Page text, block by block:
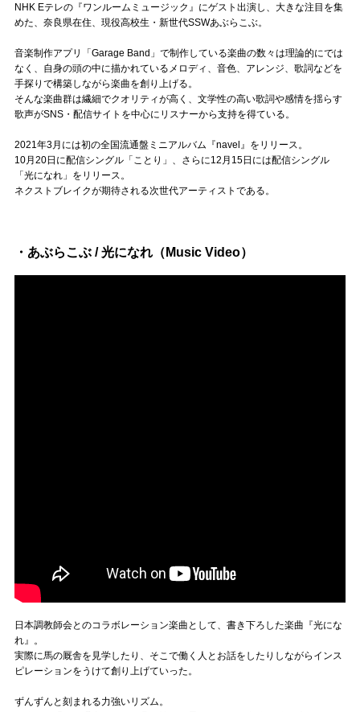
NHK Eテレの『ワンルームミュージック』にゲスト出演し、大きな注目を集
めた、奈良県在住、現役高校生・新世代SSWあぶらこぶ。
音楽制作アプリ「Garage Band」で制作している楽曲の数々は理論的にでは
なく、自身の頭の中に描かれているメロディ、音色、アレンジ、歌詞などを
手探りで構築しながら楽曲を創り上げる。
そんな楽曲群は繊細でクオリティが高く、文学性の高い歌詞や感情を揺らす
歌声がSNS・配信サイトを中心にリスナーから支持を得ている。
2021年3月には初の全国流通盤ミニアルバム『navel』をリリース。
10月20日に配信シングル「ことり」、さらに12月15日には配信シングル
「光になれ」をリリース。
ネクストブレイクが期待される次世代アーティストである。
・あぶらこぶ / 光になれ（Music Video）
日本調教師会とのコラボレーション楽曲として、書き下ろした楽曲『光にな
れ』。
実際に馬の厩舎を見学したり、そこで働く人とお話をしたりしながらインス
ピレーションをうけて創り上げていった。
ずんずんと刻まれる力強いリズム。